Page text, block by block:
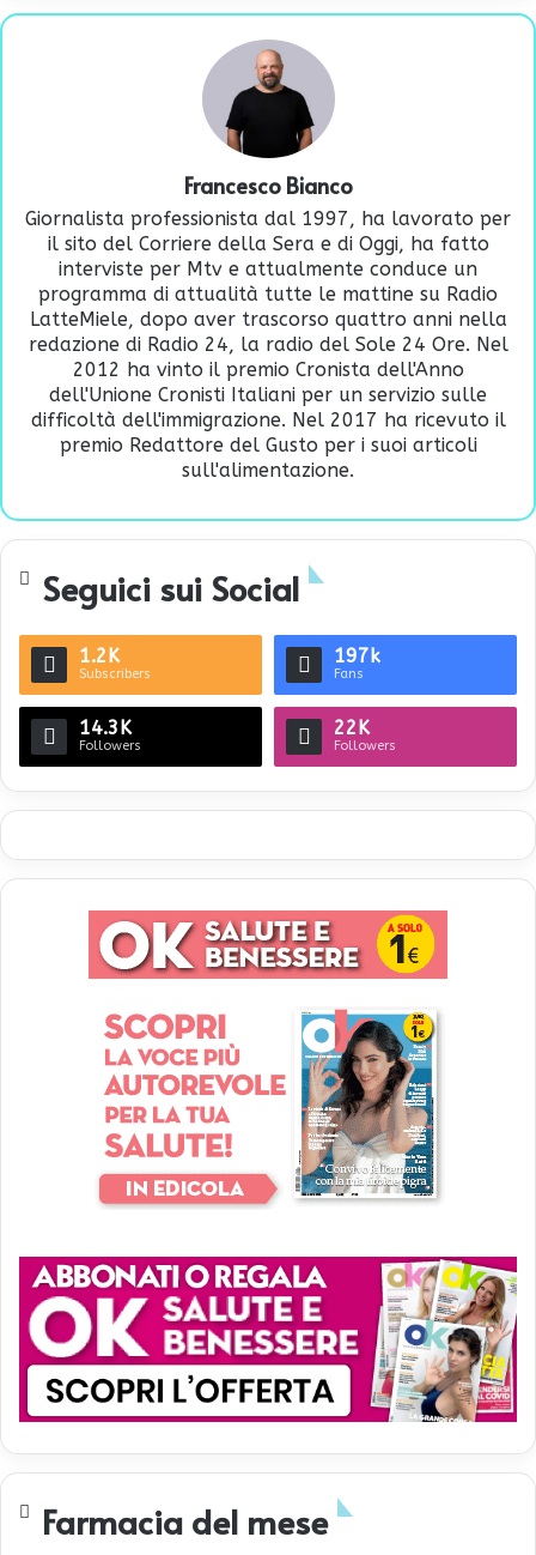
Francesco Bianco
Giornalista professionista dal 1997, ha lavorato per
il sito del Corriere della Sera e di Oggi, ha fatto
interviste per Mtv e attualmente conduce un
programma di attualità tutte le mattine su Radio
LatteMiele, dopo aver trascorso quattro anni nella
redazione di Radio 24, la radio del Sole 24 Ore. Nel
2012 ha vinto il premio Cronista dell'Anno
dell'Unione Cronisti Italiani per un servizio sulle
difficoltà dell'immigrazione. Nel 2017 ha ricevuto il
premio Redattore del Gusto per i suoi articoli
sull'alimentazione.
Seguici sui Social
1.2K
Subscribers
197k
Fans
14.3K
Followers
22K
Followers
Farmacia del mese